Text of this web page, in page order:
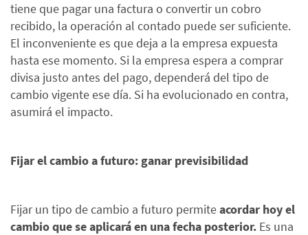
tiene que pagar una factura o convertir un cobro
recibido, la operación al contado puede ser suficiente.
El inconveniente es que deja a la empresa expuesta
hasta ese momento. Si la empresa espera a comprar
divisa justo antes del pago, dependerá del tipo de
cambio vigente ese día. Si ha evolucionado en contra,
asumirá el impacto.
Fijar el cambio a futuro: ganar previsibilidad
Fijar un tipo de cambio a futuro permiteacordar hoy el
cambio que se aplicará en una fecha posterior. Es una